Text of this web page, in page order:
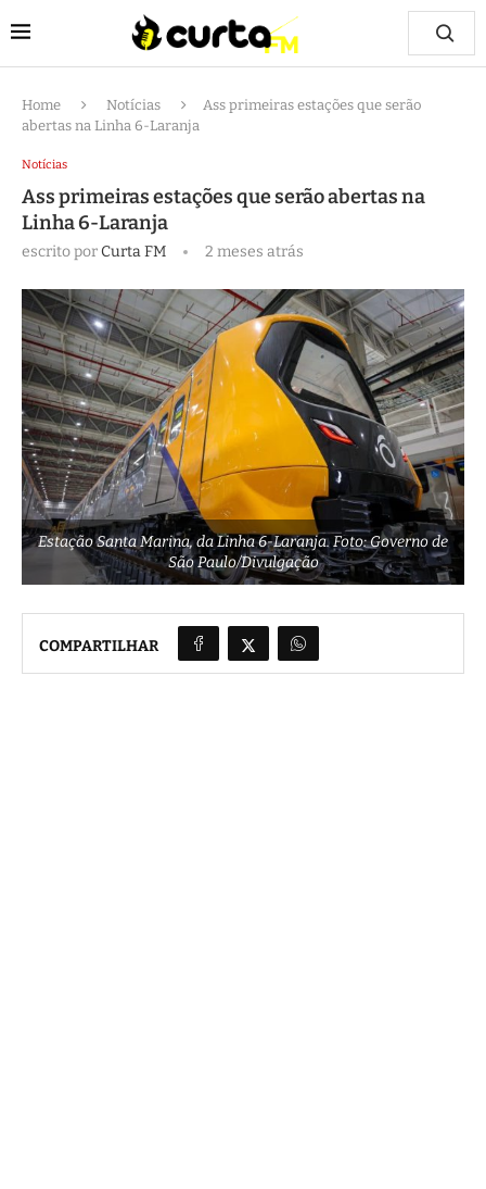
Home Notícias
Ass primeiras estações que serão
abertas na Linha 6-Laranja
Notícias
Ass primeiras estações que serão abertas na
Linha 6-Laranja
escrito porCurta FM 2 meses atrás
Estação Santa Marina, da Linha 6-Laranja. Foto: Governo de
São Paulo/Divulgação
COMPARTILHAR